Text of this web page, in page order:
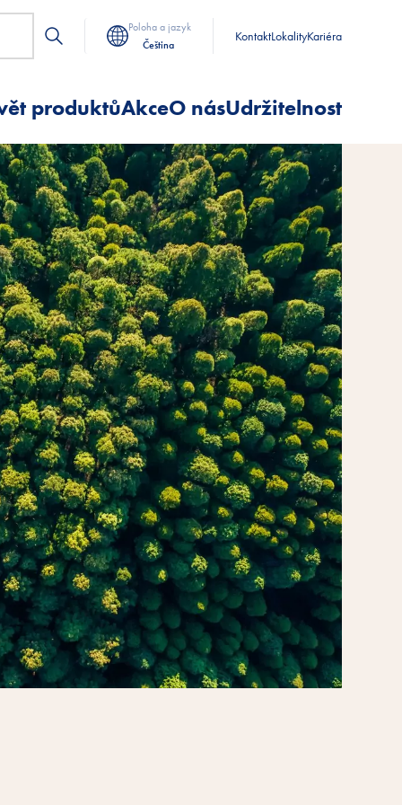
Poloha a jazyk
Čeština
KontaktLokalityKariéra
produktůAkceO násUdržitelnost